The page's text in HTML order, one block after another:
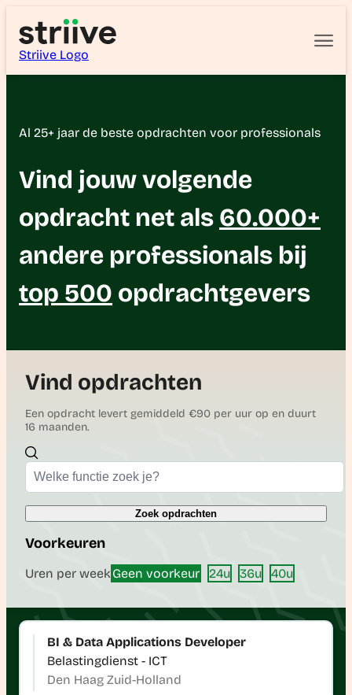
Striive Logo
Al 25+ jaar de beste opdrachten voor professionals
Vind jouw volgende
opdracht net als 60.000+
andere professionals bij
top 500 opdrachtgevers
Vind opdrachten
Een opdracht levert gemiddeld €90 per uur op en duurt
16 maanden.
Zoek opdrachten
Voorkeuren
Uren per week Geen voorkeur 24u 36u 40u
BI & Data Applications Developer
Belastingdienst - ICT
Den Haag Zuid-Holland